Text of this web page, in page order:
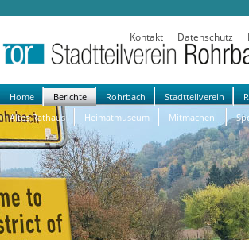
Kontakt Datenschutz
Navigation
überspringen
Home Berichte Rohrbach Stadtteilverein
Altes Rathaus
Heimatmuseum Mitmachen!